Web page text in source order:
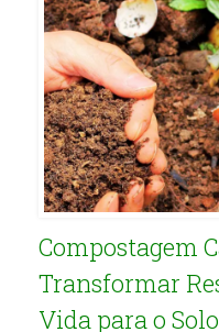
Compostagem
Transformar
Vida para o Solo